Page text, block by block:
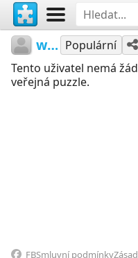
witchtime Populární
Tento uživatel nemá
veřejná puzzle.
FBSmluvní podmínky